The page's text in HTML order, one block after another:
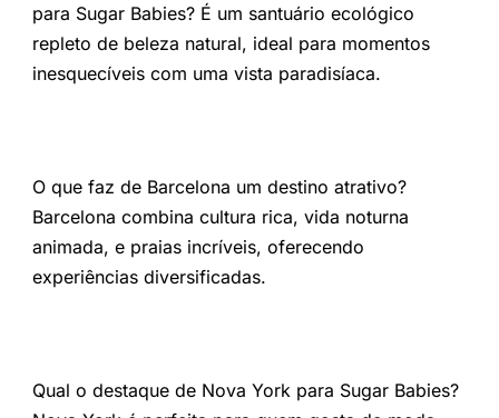
para Sugar Babies? É um santuário ecológico
repleto de beleza natural, ideal para momentos
inesquecíveis com uma vista paradisíaca.
O que faz de Barcelona um destino atrativo?
Barcelona combina cultura rica, vida noturna
animada, e praias incríveis, oferecendo
experiências diversificadas.
Qual o destaque de Nova York para Sugar Babies?